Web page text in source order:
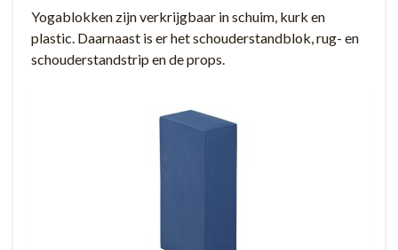
Yogablokken zijn verkrijgbaar in schuim, kurk en
plastic. Daarnaast is er het schouderstandblok, rug- en
schouderstandstrip en de props.